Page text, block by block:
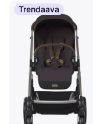
Trendaava